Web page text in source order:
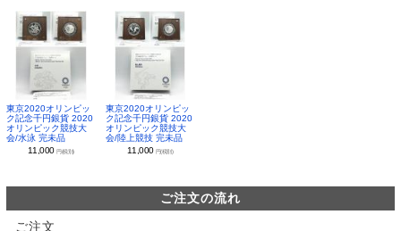
東京2020オリンピッ
ク記念千円銀貨 2020
オリンピック競技大
会/水泳 完未品
11,000円(税別)
東京2020オリンピッ
ク記念千円銀貨 2020
オリンピック競技大
会/陸上競技 完未品
11,000 円(税別)
ご注文の流れ
ご注文